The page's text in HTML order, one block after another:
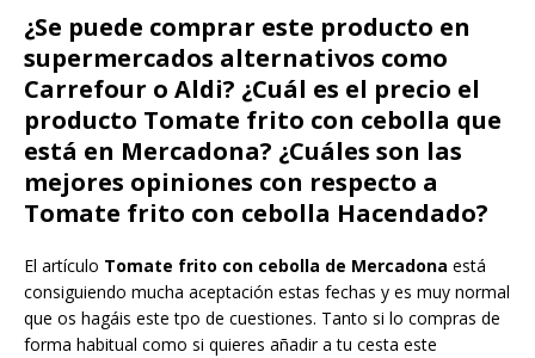
¿Se puede comprar este producto en
supermercados alternativos como
Carrefour o Aldi? ¿Cuál es el precio el
producto Tomate frito con cebolla que
está en Mercadona? ¿Cuáles son las
mejores opiniones con respecto a
Tomate frito con cebolla Hacendado?
El artículo Tomate frito con cebolla de Mercadona está
consiguiendo mucha aceptación estas fechas y es muy normal
que os hagáis este tpo de cuestiones. Tanto si lo compras de
forma habitual como si quieres añadir a tu cesta este